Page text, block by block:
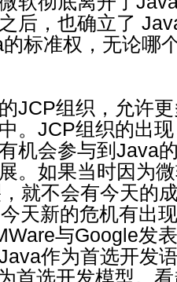
后，也确立了
标准权，无论哪
JCP组织，允许
。JCP组织的出
机会参与到Java
。如果当时因为
就不会有今天的
天新的危机有出
与Google发
作为首选开发
首选开发模型。